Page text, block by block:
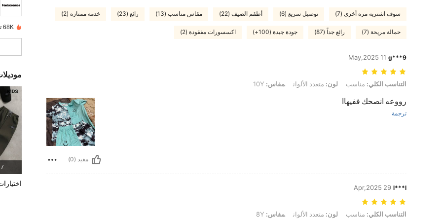
سوف اشتريه مرة أخرى (7) توصيل سريع (6) أطقم الصيف (22) مقاس مناسب (13) رائع (23) خدمة ممتازة (2)
حمالة مريحة (7) رائع جداً (87) جودة جيدة (100+) اكسسورات مفقودة (2)
g***9
11 May,2025
التناسب الكلي: مناسب, لون: متعدد الألوان, مقاس: 10Y
التناسب الكلي: مناسب لون: متعدد الألوان مقاس:
رووعه انصحك ففيهاا
ترجمة
مفيد (0)
l***l
29 Apr,2025
التناسب الكلي: مناسب, لون: متعدد الألوان, مقاس: 8Y
التناسب الكلي: مناسب لون: متعدد الألوان مقاس:
68K تم بيعها مؤخرًا
17